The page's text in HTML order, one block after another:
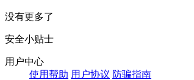
没有更多了
安全小贴士
用户中心
使用帮助 用户协议 防骗指南